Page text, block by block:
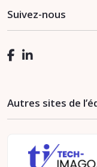
Suivez-nous
Autres sites de